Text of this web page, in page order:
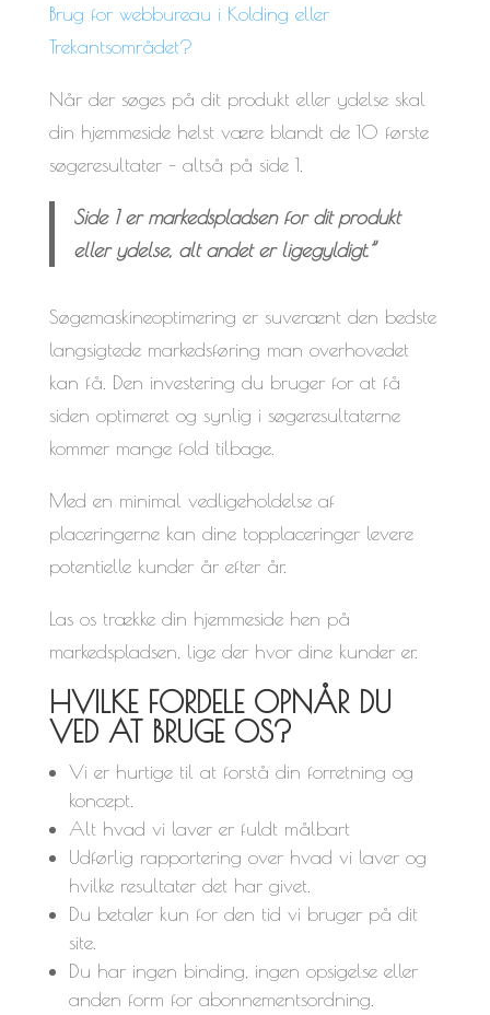
Brug for webbureau i Kolding eller
Trekantsområdet?
Når der søges på dit produkt eller ydelse skal
din hjemmeside helst være blandt de 10 første
søgeresultater – altså på side 1.
Side 1 er markedspladsen for dit produkt
eller ydelse, alt andet er ligegyldigt.”
Søgemaskineoptimering er suverænt den bedste
langsigtede markedsføring man overhovedet
kan få. Den investering du bruger for at få
siden optimeret og synlig i søgeresultaterne
kommer mange fold tilbage.
Med en minimal vedligeholdelse af
placeringerne kan dine topplaceringer levere
potentielle kunder år efter år.
Las os trække din hjemmeside hen på
markedspladsen, lige der hvor dine kunder er.
HVILKE FORDELE OPNÅR DU
VED AT BRUGE OS?
Vi er hurtige til at forstå din forretning og
koncept.
Alt hvad vi laver er fuldt målbart
Udførlig rapportering over hvad vi laver og
hvilke resultater det har givet.
Du betaler kun for den tid vi bruger på dit
site.
Du har ingen binding, ingen opsigelse eller
anden form for abonnementsordning.